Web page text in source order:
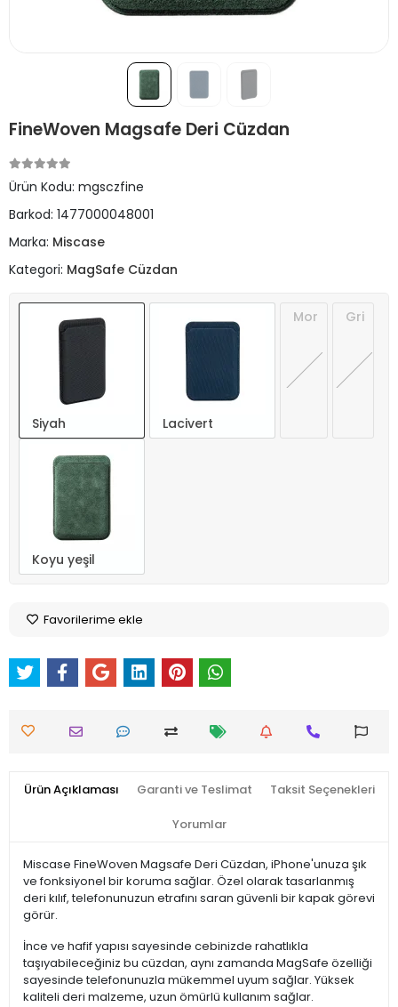
FineWoven Magsafe Deri Cüzdan
Ürün Kodu: mgsczfine
Barkod: 1477000048001
Marka: Miscase
Kategori: MagSafe Cüzdan
Siyah Lacivert
Mor Gri
Koyu yeşil
Favorilerime ekle
Ürün Açıklaması Garanti ve Teslimat Taksit Seçenekleri
Yorumlar
Miscase FineWoven Magsafe Deri Cüzdan, iPhone'unuza şık
ve fonksiyonel bir koruma sağlar. Özel olarak tasarlanmış
deri kılıf, telefonunuzun etrafını saran güvenli bir kapak görevi
görür.
İnce ve hafif yapısı sayesinde cebinizde rahatlıkla
taşıyabileceğiniz bu cüzdan, aynı zamanda MagSafe özelliği
sayesinde telefonunuzla mükemmel uyum sağlar. Yüksek
kaliteli deri malzeme, uzun ömürlü kullanım sağlar.